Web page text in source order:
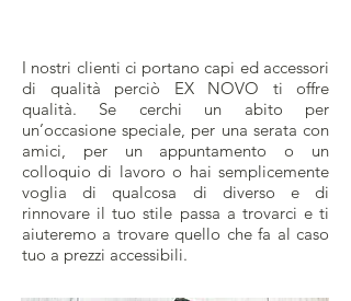
I nostri clienti ci portano capi ed accessori
di qualità perciò EX NOVO ti offre
qualità. Se cerchi un abito per
un’occasione speciale, per una serata con
amici, per un appuntamento o un
colloquio di lavoro o hai semplicemente
voglia di qualcosa di diverso e di
rinnovare il tuo stile passa a trovarci e ti
aiuteremo a trovare quello che fa al caso
tuo a prezzi accessibili.